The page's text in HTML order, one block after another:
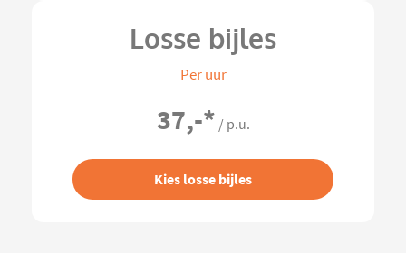
Losse bijles
Per uur
37,-* / p.u.
Kies losse bijles